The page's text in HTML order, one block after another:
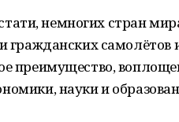
немногих стран
гражданских самолётов
преимущество,
науки и